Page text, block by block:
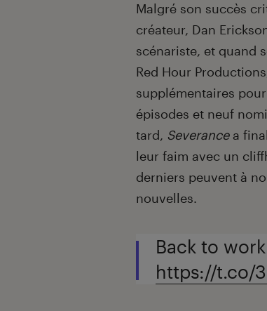
Malgré son succès
créateur, Dan
scénariste, et quand
Red Hour
supplémentaires
épisodes et neuf
tard, Severancea
leur faim avec un
derniers peuvent à
nouvelles.
Back to
https://t.co/